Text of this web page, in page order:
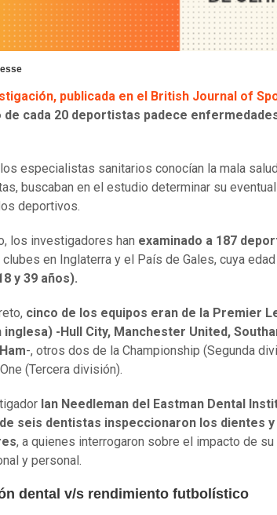
publicada en el British Journal of
de cada 20 deportistas padece
especialistas sanitarios conocían la mala
buscaban en el estudio determinar su
deportivos.
los investigadores han examinado a 187
en Inglaterra y el País de Gales, cuya
y 39 años).
cinco de los equipos eran de la Premier
inglesa) -Hull City, Manchester United,
-, otros dos de la Championship (Segunda
(Tercera división).
Ian Needleman del Eastman Dental
seis dentistas inspeccionaron los dientes
, a quienes interrogaron sobre el impacto de
y personal.
dental v/s rendimiento futbolístico